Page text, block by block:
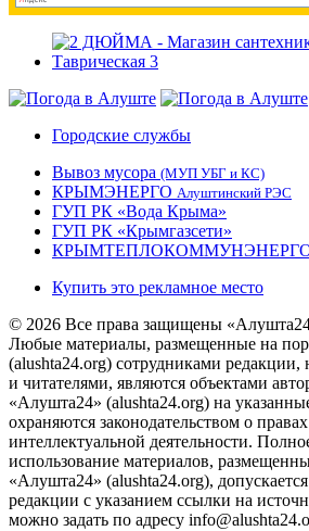
Городские службы
Вывоз мусора (МУП УБГ и КС)
КРЫМЭНЕРГО Алуштинский РЭС
ГУП РК «Вода Крыма»
ГУП РК «Крымгазсети»
Купить это рекламное место
© 2026 Все права защищены
Любые материалы, размещенные на
(alushta24.org) сотрудниками
и читателями, являются объектами
«Алушта24» (alushta24.org) на
охраняются законодательством о
интеллектуальной деятельности.
использование материалов,
«Алушта24» (alushta24.org), допускается
редакции с указанием ссылки на
можно задать по адресу